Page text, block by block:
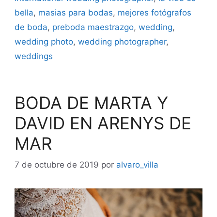
bella, masias para bodas, mejores fotógrafos
de boda, preboda maestrazgo, wedding,
wedding photo, wedding photographer,
weddings
BODA DE MARTA Y
DAVID EN ARENYS DE
MAR
7 de octubre de 2019 por alvaro_villa